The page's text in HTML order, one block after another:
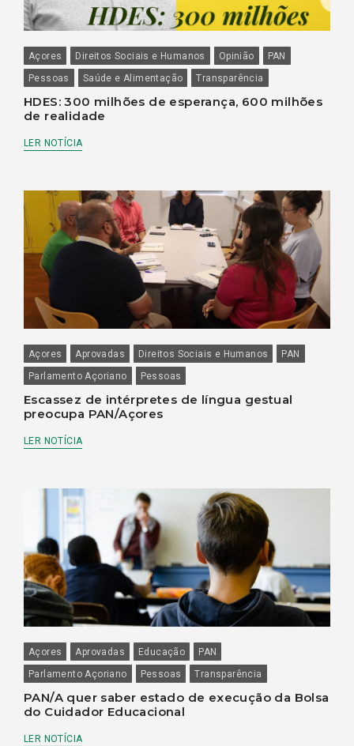
Açores Direitos Sociais e Humanos Opinião
PAN
Pessoas
Saúde e Alimentação Transparência
HDES: 300 milhões de esperança, 600 milhões
de realidade
LER NOTÍCIA
Açores Aprovadas Direitos Sociais e Humanos
PAN
Parlamento Açoriano
Pessoas
Escassez de intérpretes de língua gestual
preocupa PAN/Açores
LER NOTÍCIA
Açores Aprovadas Educação
PAN
Parlamento Açoriano
Pessoas Transparência
PAN/A quer saber estado de execução da Bolsa
do Cuidador Educacional
LER NOTÍCIA